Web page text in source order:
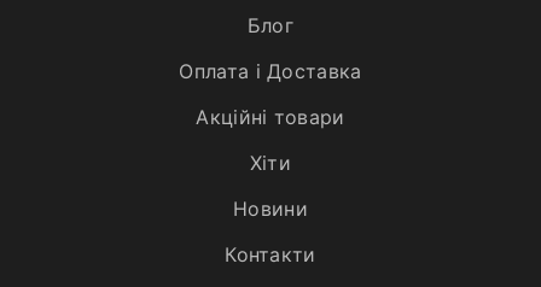
Блог
Оплата і Доставка
Акційні товари
Хiти
Новини
Контакти